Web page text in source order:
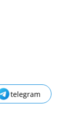
telegram